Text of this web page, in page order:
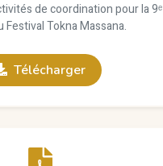
de coordination pour la 9ᵉ
Festival Tokna Massana.
Télécharger